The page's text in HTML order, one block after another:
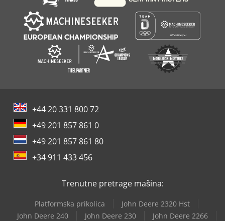
+44 20 331 800 72
+49 201 857 861 0
+49 201 857 861 80
+34 911 433 456
Trenutne pretrage mašina:
Platformska prikolica
John Deere 2320 Hst
John Deere 240
John Deere 230
John Deere 2266